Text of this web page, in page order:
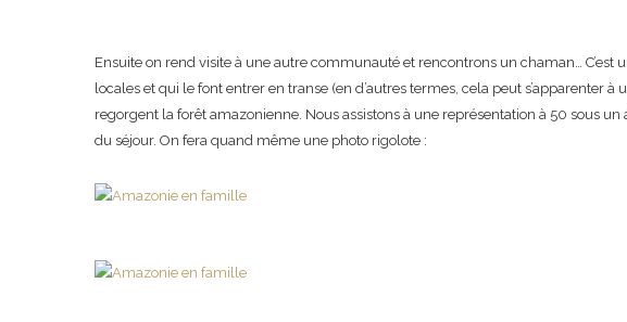
Ensuite on rend visite à une autre communauté et rencontrons un chaman…
locales et qui le font entrer en transe (en d’autres termes, cela peut s’apparenter
regorgent la forêt amazonienne. Nous assistons à une représentation à 50 sous
du séjour. On fera quand même une photo rigolote :